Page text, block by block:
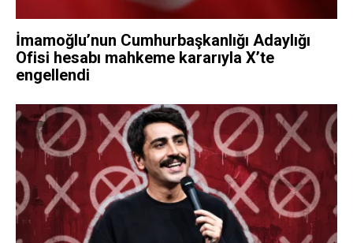
İmamoğlu’nun Cumhurbaşkanlığı Adaylığı
Ofisi hesabı mahkeme kararıyla X’te
engellendi